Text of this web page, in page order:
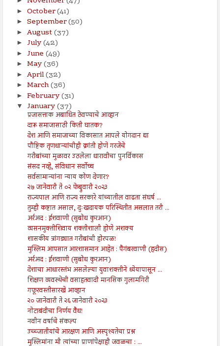
► October(41)
► September(50)
► August(37)
► July(42)
► June (49)
► May(36)
► April(32)
► March(36)
► February(31)
▼ January(37)
प्रजासत्ताक अबाधित ठेवण्याचे आव्हान
दारू समाजासाठी किती घातक?
देश आणि समाजाच्या विकासात आपले योगदान द्या
पौष्टिक तृणधान्यांचीही क्रांती होणे गरजेचे
गरीबांच्या मुळावर उठलेला धारावीचा पुनर्विकास
संसद नव्हे, संविधान सर्वोच्च
सर्वसामान्यांना न्याय कोण देणार?
२७ जानेवारी ते ०२ फेब्रुवारी २०२३
राज्यपाल आणि राज्य सरकारे यांच्यातील वाढता संघर्ष ...
तुम्ही कष्टात असाल, दुःखदायक परिस्थितीत असलात तरी ...
अर्रअद : ईशवाणी (सुबोध कुरआन)
व्यसनमुक्तीशिवाय शक्तीशाली होणे अशक्य
शासकीय त्रांगड्यात गरीबांची होरपळ!
मुस्लिम आपसात आरशासमान आहेत : पैगंबरवाणी (हदीस)
अर्रअद : ईशवाणी (सुबोध कुरआन)
देशाचा आधारस्तंभ असलेल्या युवाशक्तीने ध्येयापासून ...
शिक्षण व्यवस्थेची वसाहतवादी मानसिक गुलामगिरी
गफूरवस्तीसारखे आव्हान
२० जानेवारी ते २६ जानेवारी २०२३
नोटाबंदीचा निर्णय वैध!
नवीन वर्षाचे संकल्प
उच्च्जातीयांचे आरक्षण आणि अस्पृश्यतेचा प्रश्न
मुस्लिमांना मी त्यांच्या प्राणांपेक्षाही जवळचा : ...